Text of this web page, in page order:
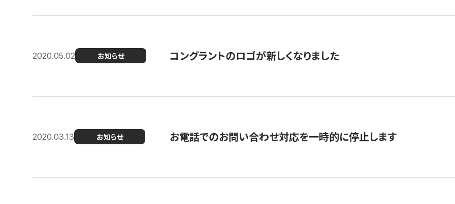
2020.05.02 お知らせ コングラントのロゴが新しくなりました
2020.03.13 お知らせ お電話でのお問い合わせ対応を一時的に停止します